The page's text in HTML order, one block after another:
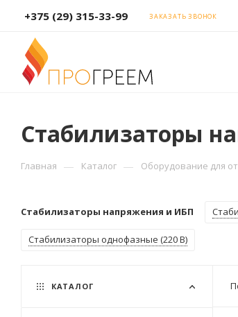
+375 (29) 315-33-99 ЗАКАЗАТЬ ЗВОНОК
Стабилизаторы
Главная — Каталог — Оборудование для
Стабилизаторы напряжения и ИБП
Стабилизаторы однофазные (220 В)
КАТАЛОГ